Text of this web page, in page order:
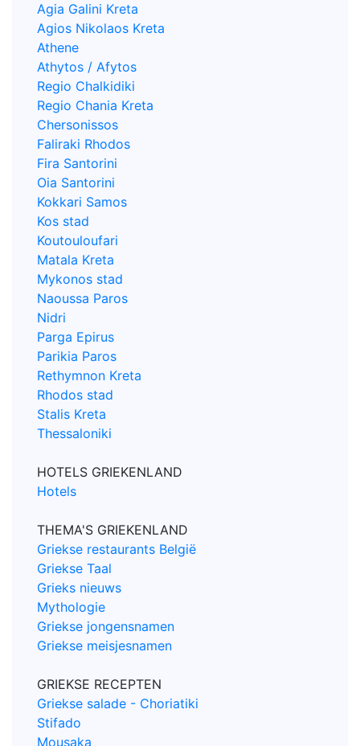
Agia Galini Kreta
Agios Nikolaos Kreta
Athene
Athytos / Afytos
Regio Chalkidiki
Regio Chania Kreta
Chersonissos
Faliraki Rhodos
Fira Santorini
Oia Santorini
Kokkari Samos
Kos stad
Koutouloufari
Matala Kreta
Mykonos stad
Naoussa Paros
Nidri
Parga Epirus
Parikia Paros
Rethymnon Kreta
Rhodos stad
Stalis Kreta
Thessaloniki
HOTELS GRIEKENLAND
Hotels
THEMA'S GRIEKENLAND
Griekse restaurants België
Griekse Taal
Grieks nieuws
Mythologie
Griekse jongensnamen
Griekse meisjesnamen
GRIEKSE RECEPTEN
Griekse salade - Choriatiki
Stifado
Mousaka